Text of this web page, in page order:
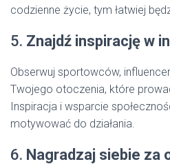
codzienne życie, tym łatwiej
5. Znajdź inspirację w
Obserwuj sportowców,
Twojego otoczenia, które
Inspiracja i wsparcie
motywować do działania.
6. Nagradzaj siebie za